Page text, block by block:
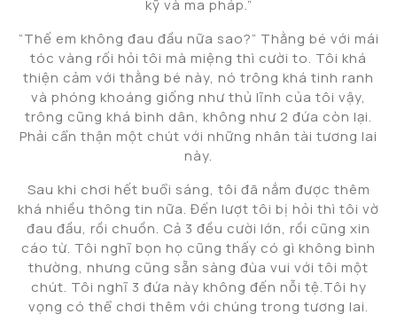
kỹ và ma pháp.”
“Thế em không đau đầu nữa sao?” Thằng bé với mái
tóc vàng rối hỏi tôi mà miệng thì cười to. Tôi khá
thiện cảm với thằng bé này, nó trông khá tinh ranh
và phóng khoáng giống như thủ lĩnh của tôi vậy,
trông cũng khá bình dân, không như 2 đứa còn lại.
Phải cẩn thận một chút với những nhân tài tương lai
này.
Sau khi chơi hết buổi sáng, tôi đã nắm được thêm
khá nhiều thông tin nữa. Đến lượt tôi bị hỏi thì tôi vờ
đau đầu, rồi chuồn. Cả 3 đều cười lớn, rồi cũng xin
cáo từ. Tôi nghĩ bọn họ cũng thấy có gì không bình
thường, nhưng cũng sẵn sàng đùa vui với tôi một
chút. Tôi nghĩ 3 đứa này không đến nỗi tệ.Tôi hy
vọng có thể chơi thêm với chúng trong tương lai.